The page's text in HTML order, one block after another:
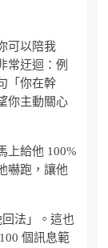
可以陪我
常迂迴：例
「你在幹
你主動關心
上給他 100%
嚇跑，讓他
法」。這也
個訊息範